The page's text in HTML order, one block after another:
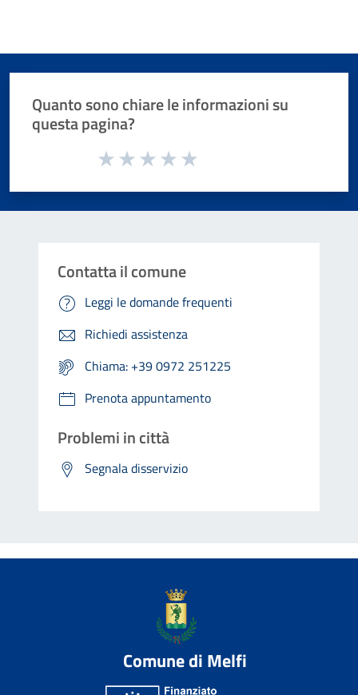
Quanto sono chiare le informazioni su
questa pagina?
Valuta da 1 a 5 stelle la pagina
Contatta il comune
Leggi le domande frequenti
Richiedi assistenza
Chiama: +39 0972 251225
Prenota appuntamento
Problemi in città
Segnala disservizio
Comune di Melfi